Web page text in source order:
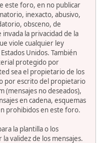
este foro, en no publicar
inexacto, abusivo,
obsceno, de
la privacidad de la
viole cualquier ley
Unidos. También
protegido por
sea el propietario de los
por escrito del propietario
(mensajes no deseados),
en cadena, esquemas
prohibidos en este foro.
la plantilla o los
validez de los mensajes.